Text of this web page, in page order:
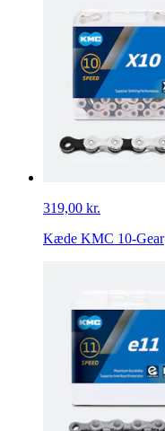
319,00 kr.
Kæde KMC 10-Gear